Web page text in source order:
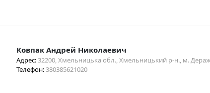
Ковпак Андрей Николаевич
Адрес:32200, Хмельницька обл., Хмельницький р-н., м.
Телефон:380385621020